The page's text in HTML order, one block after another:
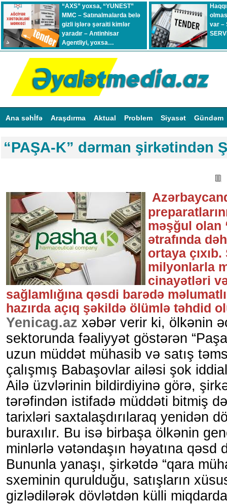
“AXS” yoxsa, “YUNEST”
MMC – Satınalmalarda belə
gizli işlərə şəraiti kimlər
yaradır – Antinhisar
Agentliyi, yoxsa…
var –
Ana səhİfə Araşdırma Aktual Problem Siyasət Gündəm
“PAŞA-K” dərman şirkətindən
məşğul olan
ətrafında
ortaya
milyonlarla
cinayətləri
sağlamlığına qəsdi barədə
hazırda açıq şəkildə ölümlə təhdid
Yenicag.az xəbər verir ki, ölkənin
sektorunda fəaliyyət göstərən
uzun müddət mühasib və satış
çalışmış Babaşovlar ailəsi şok
Ailə üzvlərinin bildirdiyinə görə,
tərəfindən istifadə müddəti bitmiş
tarixləri saxtalaşdırılaraq yenidən
buraxılır. Bu isə birbaşa ölkənin
minlərlə vətəndaşın həyatına qəsd
Bununla yanaşı, şirkətdə “qara
sxeminin qurulduğu, satışların
gizlədilərək dövlətdən külli